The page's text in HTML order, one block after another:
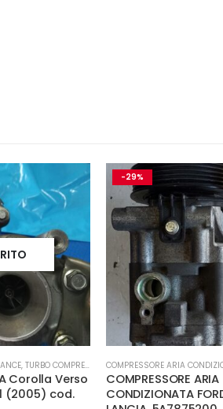
, TURBO COMPRESSORE- TURBINA
Corolla Verso
(2005) cod.
-29%
COMPRESSORE ARIA
COMPRESSORE ARIA
CONDIZIONATA